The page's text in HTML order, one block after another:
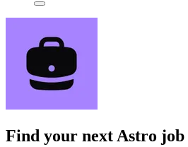
Find your next Astro job